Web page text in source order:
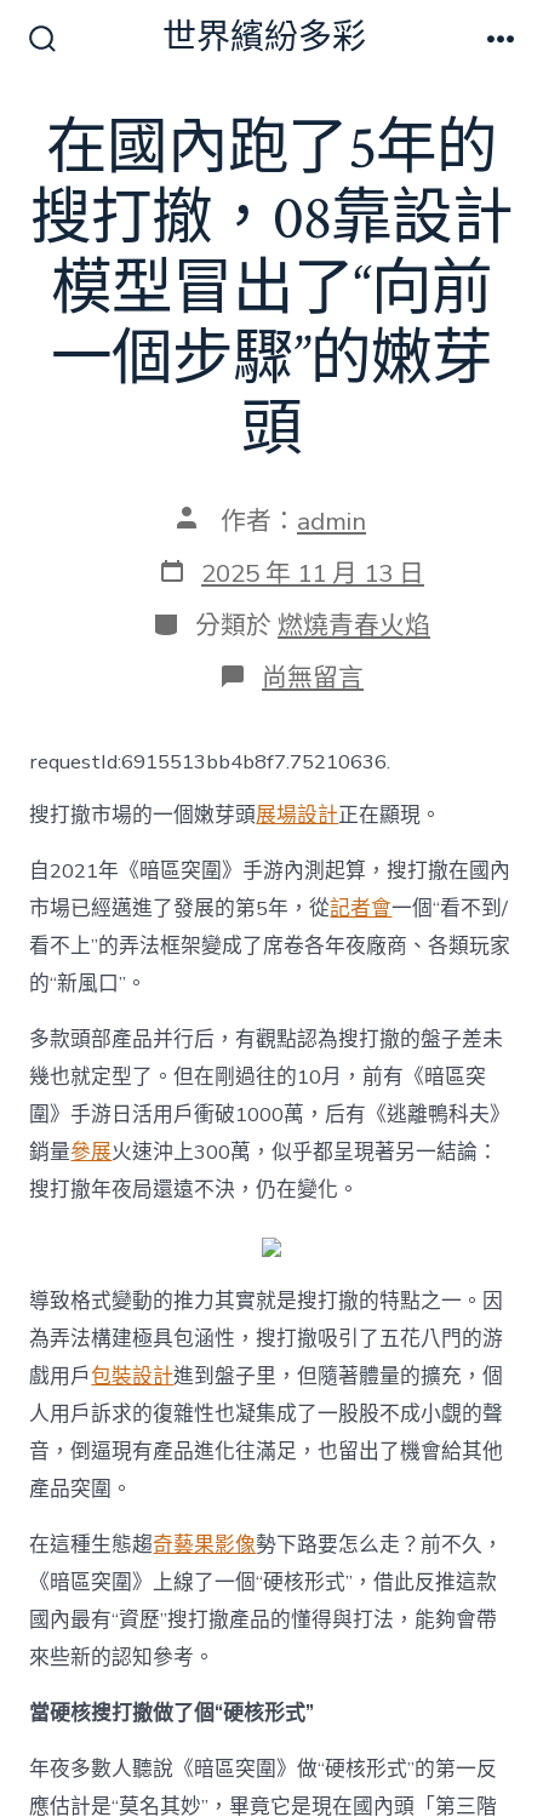
切
換
開
關
世界繽紛多彩
在國內跑了5年的
搜打撤，08靠設計
模型冒出了“向前
一個步驟”的嫩芽
頭
文
作
者
作者： admin
發
表
日
期
2025 年 11 月 13 日
分
類
分類於 燃燒青春火焰
在
〈在
內
跑
了
5
的
搜
打
撤，
計
模
型
冒
出
了
“向
前
一
個
步
驟”
的
嫩
芽
頭〉
中
尚無留言
requestId:6915513bb4b8f7.75210636.
搜打撤市場的一個嫩芽頭展場設計正在顯現。
自2021年《暗區突圍》手游內測起算，搜打撤在國內
市場已經邁進了發展的第5年，從記者會一個“看不到/
看不上”的弄法框架變成了席卷各年夜廠商、各類玩家
的“新風口”。
多款頭部產品并行后，有觀點認為搜打撤的盤子差未
幾也就定型了。但在剛過往的10月，前有《暗區突
圍》手游日活用戶衝破1000萬，后有《逃離鴨科夫》
銷量參展火速沖上300萬，似乎都呈現著另一結論：
搜打撤年夜局還遠不決，仍在變化。
導致格式變動的推力其實就是搜打撤的特點之一。因
為弄法構建極具包涵性，搜打撤吸引了五花八門的游
戲用戶包裝設計進到盤子里，但隨著體量的擴充，個
人用戶訴求的復雜性也凝集成了一股股不成小覷的聲
音，倒逼現有產品進化往滿足，也留出了機會給其他
產品突圍。
在這種生態趨奇藝果影像勢下路要怎么走？前不久，
《暗區突圍》上線了一個“硬核形式”，借此反推這款
國內最有“資歷”搜打撤產品的懂得與打法，能夠會帶
來些新的認知參考。
當硬核搜打撤做了個“硬核形式”
年夜多數人聽說《暗區突圍》做“硬核形式”的第一反
應估計是“莫名其妙”，畢竟它是現在國內頭「第三階